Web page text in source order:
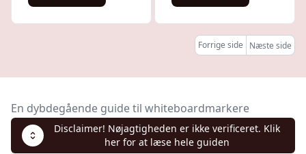
Forrige side Næste side
En dybdegående guide til whiteboardmarkere
Disclaimer! Nøjagtigheden er ikke verificeret. Klik
her for at læse hele guiden